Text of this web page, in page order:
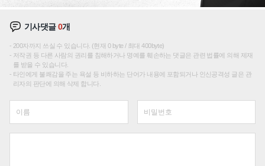
기사댓글0개
200자까지 쓰실 수 있습니다. (현재 0 byte / 최대 400byte)
저작권 등 다른 사람의 권리를 침해하거나 명예를 훼손하는 댓글은 관련 법률에 의해 제재
를 받을 수 있습니다.
타인에게 불쾌감을 주는 욕설 등 비하하는 단어가 내용에 포함되거나 인신공격성 글은 관
리자의 판단에 의해 삭제 합니다.